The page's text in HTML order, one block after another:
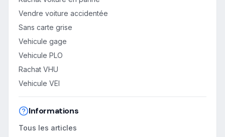
Vendre voiture accidentée
Sans carte grise
Vehicule gage
Vehicule PLO
Rachat VHU
Vehicule VEI
Informations
Tous les articles